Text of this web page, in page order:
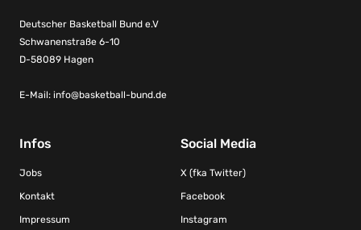
Deutscher Basketball Bund e.V
Schwanenstraße 6-10
D-58089 Hagen
E-Mail: info@basketball-bund.de
Infos
Jobs
Kontakt
Impressum
Social Media
X (fka Twitter)
Facebook
Instagram